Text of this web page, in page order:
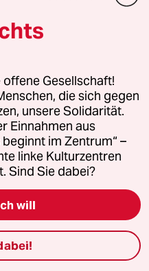
Gesellschaft!
die sich gegen
unsere Solidarität.
Einnahmen aus
im Zentrum“ –
linke Kulturzentren
Sind Sie dabei?
will